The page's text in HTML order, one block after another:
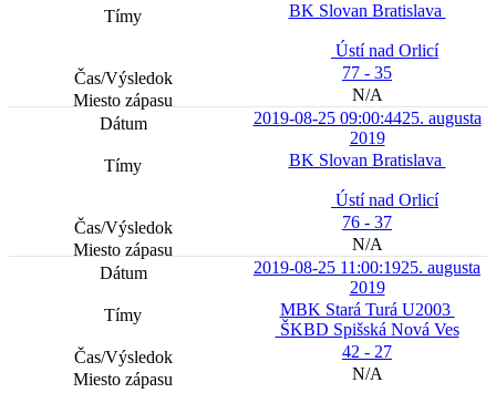
BK Slovan Bratislava
Ústí nad Orlicí
77 - 35
N/A
2019-08-25 09:00:4425. augusta
2019
BK Slovan Bratislava
Ústí nad Orlicí
76 - 37
N/A
2019-08-25 11:00:1925. augusta
2019
MBK Stará Turá U2003
ŠKBD Spišská Nová Ves
42 - 27
N/A